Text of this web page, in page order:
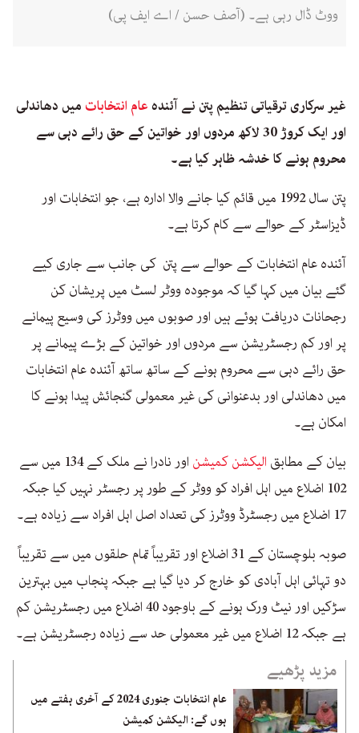
ووٹ ڈال رہی ہے۔ (آصف حسن / اے ایف پی)
غیر سرکاری ترقیاتی تنظیم پتن نے آئندہ عام انتخاباتمیں دھاندلی
اور ایک کروڑ 30 لاکھ مردوں اور خواتین کے حق رائے دہی سے
محروم ہونے کا خدشہ ظاہر کیا ہے۔
پتن سال 1992 میں قائم کیا جانے والا ادارہ ہے، جو انتخابات اور
ڈیزاسٹر کے حوالے سے کام کرتا ہے۔
آئندہ عام انتخابات کے حوالے سے پتن کی جانب سے جاری کیے
گئے بیان میں کہا گیا کہ موجودہ ووٹر لسٹ میں پریشان کن
رجحانات دریافت ہوئے ہیں اور صوبوں میں ووٹرز کی وسیع پیمانے
پر اور کم رجسٹریشن سے مردوں اور خواتین کے بڑے پیمانے پر
حق رائے دہی سے محروم ہونے کے ساتھ ساتھ آئندہ عام انتخابات
میں دھاندلی اور بدعنوانی کی غیر معمولی گنجائش پیدا ہونے کا
امکان ہے۔
بیان کے مطابق الیکشن کمیشن
اور نادرا نے ملک کے 134 میں سے
102 اضلاع میں اہل افراد کو ووٹر کے طور پر رجسٹر نہیں کیا جبکہ
17 اضلاع میں رجسٹرڈ ووٹرز کی تعداد اصل اہل افراد سے زیادہ ہے۔
صوبہ بلوچستان کے 31 اضلاع اور تقریباً تمام حلقوں میں سے تقریباً
دو تہائی اہل آبادی کو خارج کر دیا گیا ہے جبکہ پنجاب میں بہترین
سڑکیں اور نیٹ ورک ہونے کے باوجود 40 اضلاع میں رجسٹریشن کم
ہے جبکہ 12 اضلاع میں غیر معمولی حد سے زیادہ رجسٹریشن ہے۔
مزید پڑھیے
عام انتخابات جنوری 2024 کے آخری ہفتے میں
ہوں گے: الیکشن کمیشن